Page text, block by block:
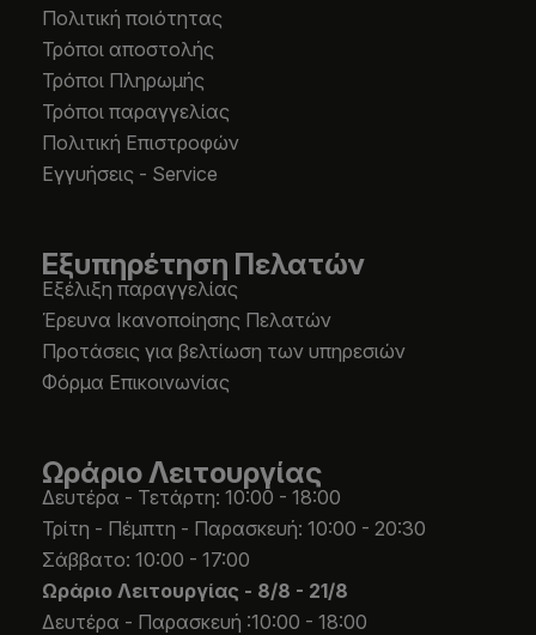
Πολιτική ποιότητας
Τρόποι αποστολής
Τρόποι Πληρωμής
Τρόποι παραγγελίας
Πολιτική Επιστροφών
Εγγυήσεις - Service
Εξυπηρέτηση Πελατών
Εξέλιξη παραγγελίας
Έρευνα Ικανοποίησης Πελατών
Προτάσεις για βελτίωση των υπηρεσιών
Φόρμα Επικοινωνίας
Ωράριο Λειτουργίας
Δευτέρα - Τετάρτη: 10:00 - 18:00
Τρίτη - Πέμπτη - Παρασκευή: 10:00 - 20:30
Σάββατο: 10:00 - 17:00
Ωράριο Λειτουργίας - 8/8 - 21/8
Δευτέρα - Παρασκευή :10:00 - 18:00